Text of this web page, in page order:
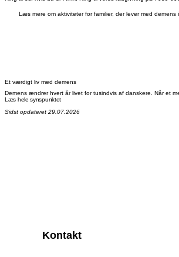
Læs mere om aktiviteter for familier, der lever med demens
Et værdigt liv med demens
Demens ændrer hvert år livet for tusindvis af danskere. Når et
Læs hele synspunktet
Sidst opdateret 29.07.2026
Kontakt